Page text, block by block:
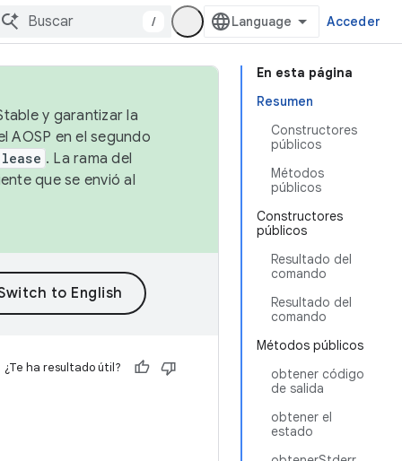
/ Acceder
En esta página
Resumen
Constructores
públicos
Métodos
públicos
Constructores
públicos
Resultado del
comando
Resultado del
comando
Métodos públicos
obtener código
de salida
obtener el
estado
y garantizar la
AOSP en el segundo
. La rama del
que se envió al
¿Te ha resultado útil?